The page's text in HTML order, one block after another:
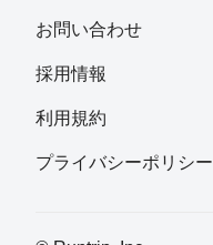
お問い合わせ
採用情報
利用規約
プライバシーポリシー